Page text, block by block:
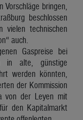
bringen,
beschlossen
technischen
auch.
Gaspreise bei
in alte, günstige
werden könnten,
der Kommission
von der Leyen mit
den Kapitalmarkt